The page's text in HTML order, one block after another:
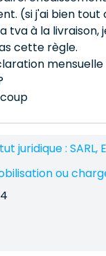
(si j'ai bien tout
tva à la livraison,
cette règle.
juridique : SARL,
ou
4